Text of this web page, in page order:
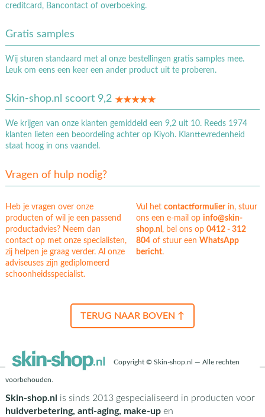
creditcard, Bancontact of overboeking.
Gratis samples
Wij sturen standaard met al onze bestellingen gratis samples mee.
Leuk om eens een keer een ander product uit te proberen.
Skin-shop.nl scoort 9,2
We krijgen van onze klanten gemiddeld een 9,2 uit 10. Reeds 1974
klanten lieten een beoordeling achter op Kiyoh. Klanttevredenheid
staat hoog in ons vaandel.
Vragen of hulp nodig?
Heb je vragen over onze
producten of wil je een passend
productadvies? Neem dan
contact op met onze specialisten,
zij helpen je graag verder. Al onze
adviseuses zijn gediplomeerd
schoonheidsspecialist.
Vul hetcontactformulierin, stuur
ons een e-mail opinfo@skin-
shop.nl , bel ons op0412 - 312
804 of stuur eenWhatsApp
bericht.
TERUG NAAR BOVEN ↑
Copyright © Skin-shop.nl — Alle rechten
voorbehouden.
Skin-shop.nl is sinds 2013 gespecialiseerd in producten voor
huidverbetering, anti-aging, make-upen